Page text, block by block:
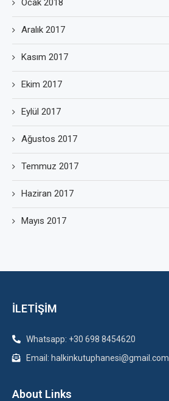
Ocak 2018
Aralık 2017
Kasım 2017
Ekim 2017
Eylül 2017
Ağustos 2017
Temmuz 2017
Haziran 2017
Mayıs 2017
İLETİŞİM
Whatsapp: +30 698 8454620
Email: halkinkutuphanesi@gmail.com
About Links